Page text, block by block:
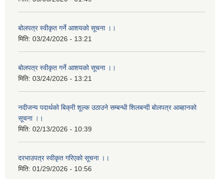
बोलपत्र स्वीकृत गर्ने आशयको सूचना ।।
मिति: 03/24/2026 - 13:21
बोलपत्र स्वीकृत गर्ने आशयको सूचना ।।
मिति: 03/24/2026 - 13:21
नदीजन्य पदार्थको बिक्री शूल्क उठाउने सम्बन्धी शिलबन्दी बोलपत्र आब्हानको
सूचना ।।
मिति: 02/13/2026 - 10:39
दरभाउपत्र स्वीकृत गरिएको सूचना ।।
मिति: 01/29/2026 - 10:56